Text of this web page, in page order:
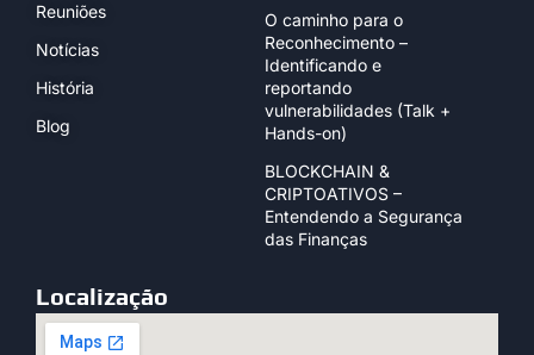
Reuniões
Notícias
História
Blog
O caminho para o
Reconhecimento –
Identificando e
reportando
vulnerabilidades (Talk +
Hands-on)
BLOCKCHAIN &
CRIPTOATIVOS –
Entendendo a Segurança
das Finanças
Localização